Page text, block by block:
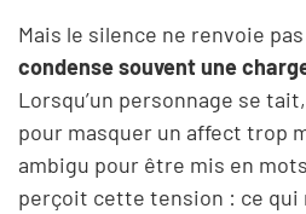
Mais le silence ne renvoie pas
condense souvent une
Lorsqu’un personnage se
pour masquer un affect trop
ambigu pour être mis en
perçoit cette tension : ce qui